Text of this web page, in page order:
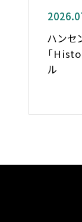
ハンセ
「
ル